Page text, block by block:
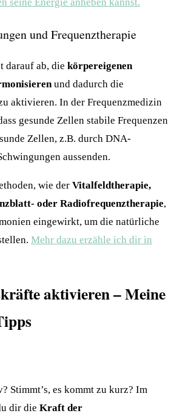
und Frequenztherapie
darauf ab, die körpereigenen
und dadurch die
aktivieren. In der Frequenzmedizin
gesunde Zellen stabile Frequenzen
Zellen, z.B. durch DNA-
aussenden.
wie der Vitalfeldtherapie,
oder Radiofrequenztherapie,
eingewirkt, um die natürliche
Mehr dazu erzähle ich dir in
aktivieren – Meine
Stimmt’s, es kommt zu kurz? Im
dir die Kraft der